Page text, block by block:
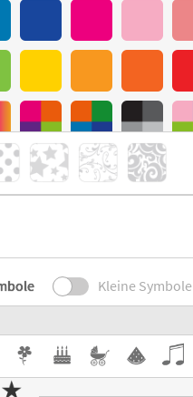
Kleine Symbole